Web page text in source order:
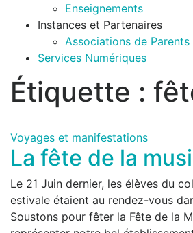
Enseignements
Instances et Partenaires
Associations de Parents
Services Numériques
Étiquette :
Voyages et manifestations
La fête de la
Le 21 Juin dernier, les élèves du
estivale étaient au rendez-vous
Soustons pour fêter la Fête de la